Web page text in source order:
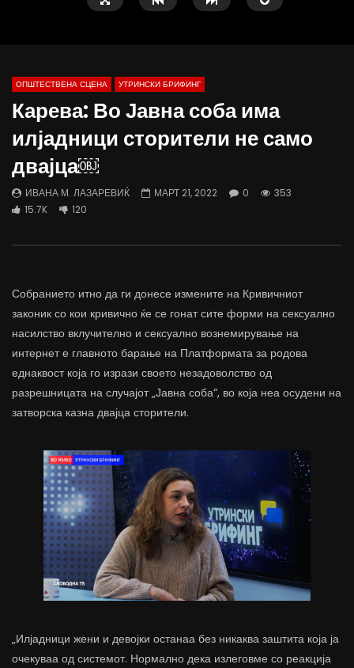
Д-р Беговиќ: Обуката на лекарите
трае предолго за да дозволиме лесно
да го губиме стручниот кадар
ДАМЈАН ВАРОШЛИЈА
ОПШТЕСТВЕНА СЦЕНА УТРИНСКИ БРИФИНГ
Карева: Во Јавна соба има
илјадници сторители не само
двајца￼
ИВАНА М. ЛАЗАРЕВИЌ МАРТ 21, 2022 0
353
15.7K
120
Собранието итно да ги донесе измените на Кривичниот
законик со кои кривично ќе се гонат сите форми на сексуално
насилство вклучително и сексуално вознемирување на
интернет е главното барање на Платформата за родова
еднаквост која го изрази своето незадоволство од
разрешницата на случајот „Јавна соба“, во која неа осудени на
затворска казна двајца сторители.
„Илјадници жени и девојки останаа без никаква заштита која ја
очекуваа од системот. Нормално дека излеговме со реакција